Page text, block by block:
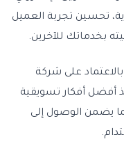
تحسين تجربة العميل
بخدماتك للآخرين.
على شركة
أفضل أفكار تسويقية
يضمن الوصول إلى